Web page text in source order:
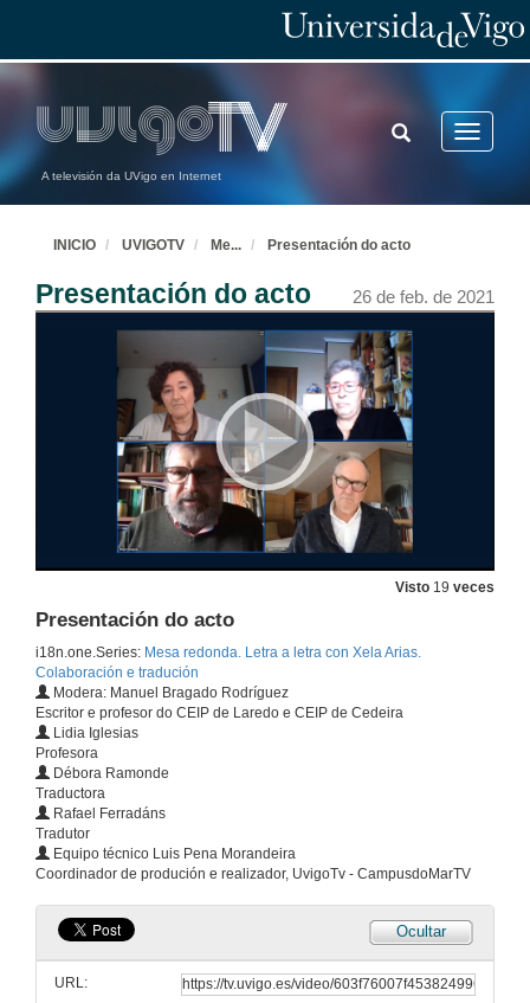
A televisión da UVigo en Internet
Toggle
TOGGLE
SEARCH
INICIO UVIGOTV Me... Presentación do acto
Presentación do acto 26 de feb. de 2021
Visto 19 veces
Presentación do acto
i18n.one.Series: Mesa redonda. Letra a letra con Xela Arias.
Colaboración e tradución
Modera: Manuel Bragado Rodríguez
Escritor e profesor do CEIP de Laredo e CEIP de Cedeira
Lidia Iglesias
Profesora
Débora Ramonde
Traductora
Rafael Ferradáns
Tradutor
Equipo técnico Luis Pena Morandeira
Coordinador de produción e realizador, UvigoTv - CampusdoMarTV
Ocultar
URL: